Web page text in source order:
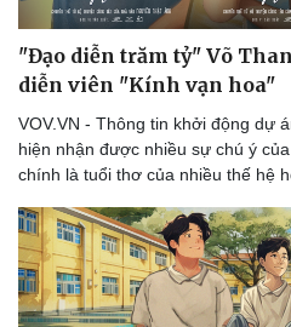
Săn Tour
check-in
"Đạo diễn trăm tỷ" Võ
diễn viên "Kính vạn hoa"
VOV.VN - Thông tin khởi động dự
hiện nhận được nhiều sự chú ý
chính là tuổi thơ của nhiều thế hệ